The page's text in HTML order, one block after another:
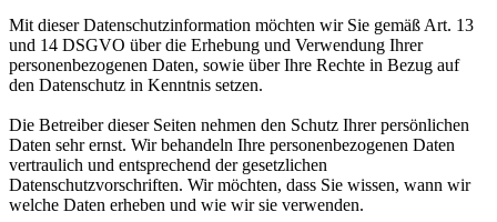
Mit dieser Datenschutzinformation möchten wir Sie gemäß Art. 13
und 14 DSGVO über die Erhebung und Verwendung Ihrer
personenbezogenen Daten, sowie über Ihre Rechte in Bezug auf
den Datenschutz in Kenntnis setzen.
Die Betreiber dieser Seiten nehmen den Schutz Ihrer persönlichen
Daten sehr ernst. Wir behandeln Ihre personenbezogenen Daten
vertraulich und entsprechend der gesetzlichen
Datenschutzvorschriften. Wir möchten, dass Sie wissen, wann wir
welche Daten erheben und wie wir sie verwenden.